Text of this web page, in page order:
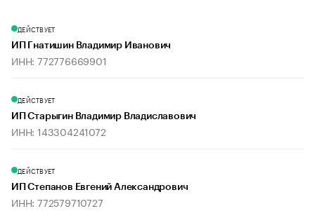
ДЕЙСТВУЕТ
ИП Гнатишин Владимир Иванович
ИНН: 772776669901
ДЕЙСТВУЕТ
ИП Старыгин Владимир Владиславович
ИНН: 143304241072
ДЕЙСТВУЕТ
ИП Степанов Евгений Александрович
ИНН: 772579710727